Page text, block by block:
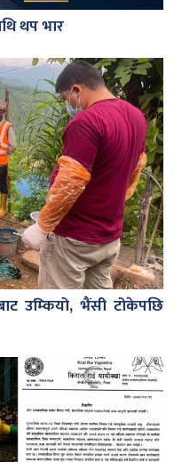
थप भार
उम्कियो, भैंसी टोकेपछि